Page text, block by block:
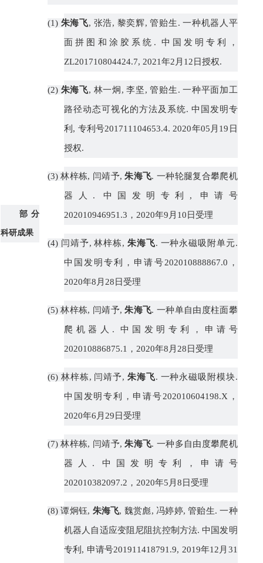
部分
科研成果
(1) 朱海飞, 张浩, 黎奕辉,管贻生.一种机器人平
面拼图和涂胶系统 . 中国发明专利，
ZL201710804424.7, 2021年2 月 12 日授权.
(2) 朱海飞, 林一炯 ,李坚,管贻生.一种平面加工
路径动态可视化的方法及系统. 中国发明专
利 , 专利号201711104653.4. 2020年05 月 19 日
授权.
(3)林梓栋, 闫靖予,朱海飞. 一种轮腿复合攀爬机
器人 . 中国发明专利 , 申请号
202010946951.3 ， 2020年9 月 10 日受理
(4) 闫靖予,林梓栋,朱海飞. 一种永磁吸附单元.
中国发明专利，申请号202010888867.0 ，
2020年8 月 28 日受理
(5)林梓栋, 闫靖予,朱海飞. 一种单自由度柱面攀
爬机器人 . 中国发明专利，申请号
202010886875.1 ， 2020年8 月 28 日受理
(6) 林梓栋, 闫靖予,朱海飞. 一种永磁吸附模块.
中国发明专利，申请号202010604198.X ，
2020年6 月 29 日受理
(7)林梓栋, 闫靖予,朱海飞. 一种多自由度攀爬机
器人 . 中国发明专利，申请号
202010382097.2 ， 2020年5 月 8 日受理
(8)谭炯钰, 朱海飞, 魏赏彪, 冯婷婷,管贻生.一种
机器人自适应变阻尼阻抗控制方法.中国发明
专利 , 申请号201911418791.9, 2019年12 月 31